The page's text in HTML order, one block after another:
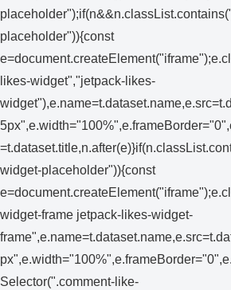
placeholder")){const
likes-widget","jetpack-likes-
widget-placeholder")){const
widget-frame jetpack-likes-widget-
Selector(".comment-like-